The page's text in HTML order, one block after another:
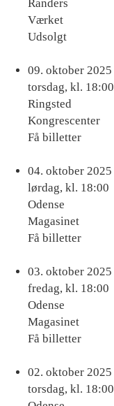
Randers
Værket
Udsolgt
Køb
billet
09. oktober 2025
torsdag, kl. 18:00
Ringsted
Kongrescenter
Få billetter
Køb
billet
04. oktober 2025
lørdag, kl. 18:00
Odense
Magasinet
Få billetter
Køb
billet
03. oktober 2025
fredag, kl. 18:00
Odense
Magasinet
Få billetter
Køb
billet
02. oktober 2025
torsdag, kl. 18:00